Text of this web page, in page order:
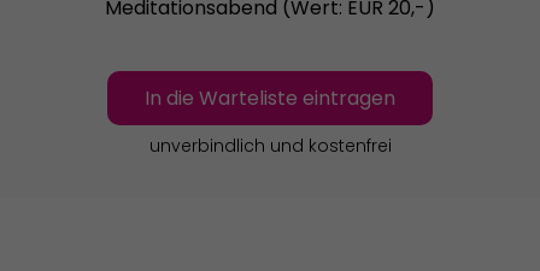
Meditationsabend (Wert: EUR 20,-)
In die Warteliste eintragen
unverbindlich und kostenfrei